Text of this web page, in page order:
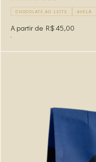
CHOCOLATE AO LEITE AVELÃ
A partir de R$ 45,00